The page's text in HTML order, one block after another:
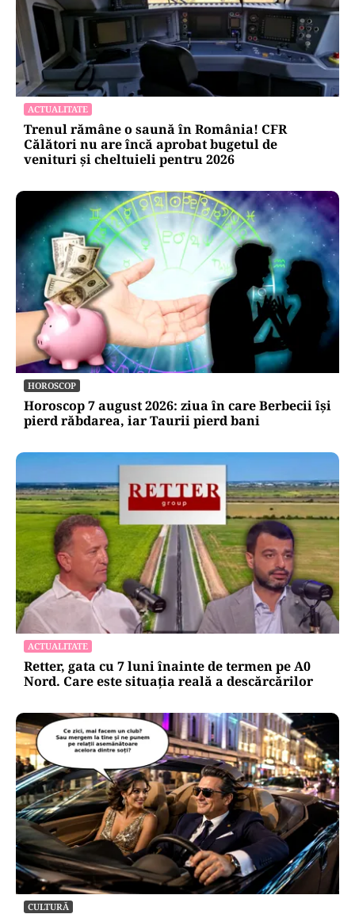
ACTUALITATE
Trenul rămâne o saună în România! CFR
Călători nu are încă aprobat bugetul de
venituri și cheltuieli pentru 2026
HOROSCOP
Horoscop 7 august 2026: ziua în care Berbecii își
pierd răbdarea, iar Taurii pierd bani
ACTUALITATE
Retter, gata cu 7 luni înainte de termen pe A0
Nord. Care este situația reală a descărcărilor
CULTURĂ